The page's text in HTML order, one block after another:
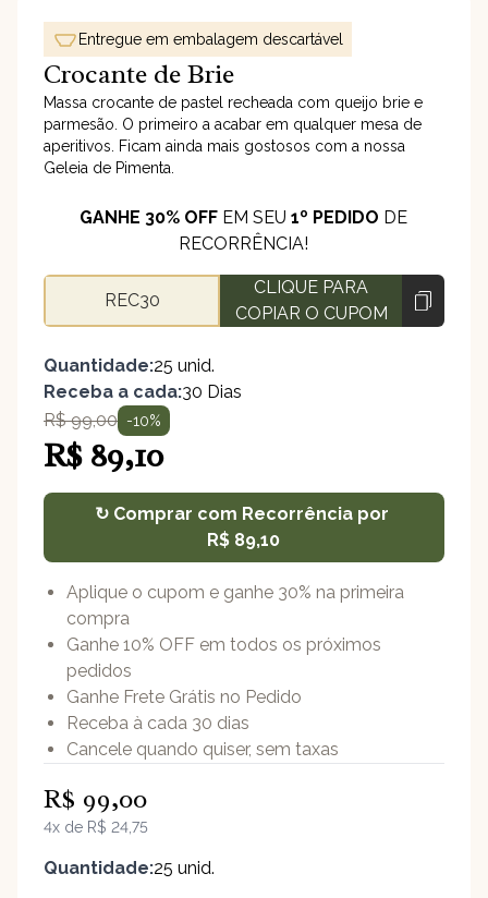
Entregue em embalagem descartável
Crocante de Brie
Massa crocante de pastel recheada com queijo brie e
parmesão. O primeiro a acabar em qualquer mesa de
aperitivos. Ficam ainda mais gostosos com a nossa
Geleia de Pimenta.
GANHE 30% OFF EM SEU1º PEDIDO DE
RECORRÊNCIA!
REC30
CLIQUE PARA
COPIAR O CUPOM
Quantidade:25 unid.
Receba a cada:30 Dias
R$ 99,00 -10%
R$ 89,10
↻ Comprar com Recorrência por
R$ 89,10
Crocante de Brie
Aplique o cupom e ganhe 30% na primeira
compra
Ganhe 10% OFF em todos os próximos
pedidos
Ganhe Frete Grátis no Pedido
Receba à cada 30 dias
Cancele quando quiser, sem taxas
R$ 99,00
4x de R$ 24,75
Quantidade:25 unid.